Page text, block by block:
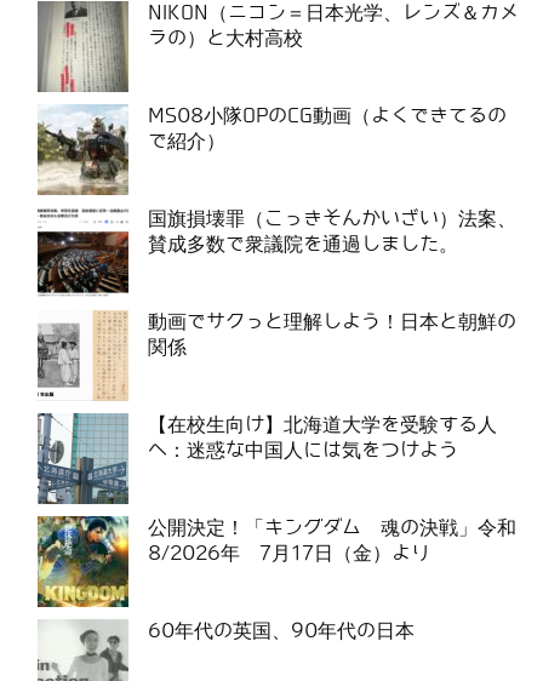
NIKON（ニコン＝日本光学、レンズ＆カメ
ラの）と大村高校
MS08小隊OPのCG動画（よくできてるの
で紹介）
国旗損壊罪（こっきそんかいざい）法案、
賛成多数で衆議院を通過しました。
動画でサクっと理解しよう！日本と朝鮮の
関係
【在校生向け】北海道大学を受験する人
へ：迷惑な中国人には気をつけよう
公開決定！「キングダム 魂の決戦」令和
8/2026年 7月17日（金）より
60年代の英国、90年代の日本